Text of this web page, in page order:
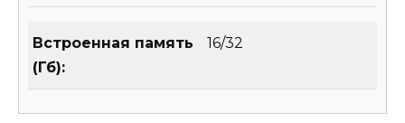
Встроенная память
(Гб):
16/32